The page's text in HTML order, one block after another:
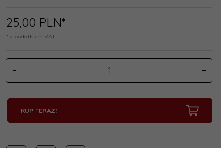
25,00 PLN*
* z podatkiem VAT
KUP TERAZ!